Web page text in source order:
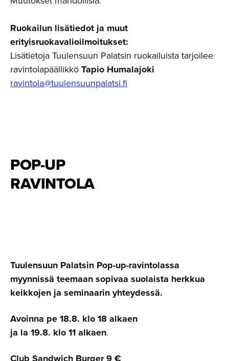
Ruokailun lisätiedot ja muut
erityisruokavalioilmoitukset:
Lisätietoja Tuulensuun Palatsin ruokailuista tarjoilee
ravintolapäällikköTapio Humalajoki
ravintola@tuulensuunpalatsi.fi
POP-UP
RAVINTOLA
Tuulensuun Palatsin Pop-up-ravintolassa
myynnissä teemaan sopivaa suolaista herkkua
keikkojen ja seminaarin yhteydessä.
Avoinna pe 18.8. klo 18 alkaen
ja la 19.8. klo 11 alkaen.